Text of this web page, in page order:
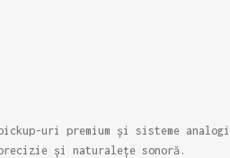
uri premium și sisteme
și naturalețe sonoră.